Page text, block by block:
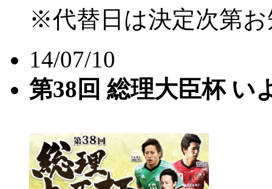
※代替日は決定次第
14/07/10
第38回 総理大臣杯 い